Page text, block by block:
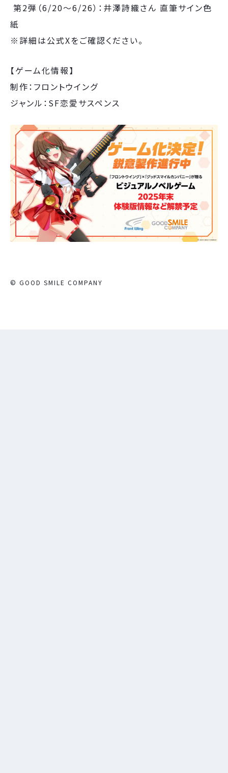
第2弾（6/20〜6/26）：井澤詩織さん 直筆サイン色
紙
※詳細は公式Xをご確認ください。
【ゲーム化情報】
制作：フロントウイング
ジャンル：SF恋愛サスペンス
© GOOD SMILE COMPANY